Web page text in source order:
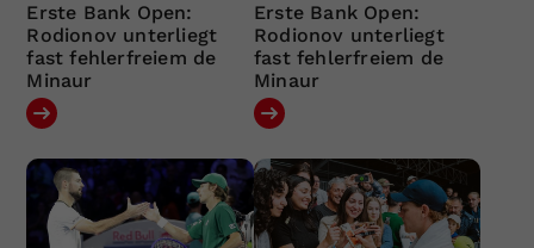
Erste Bank Open:
Rodionov unterliegt
fast fehlerfreiem de
Minaur
Erste Bank Open:
Rodionov unterliegt
fast fehlerfreiem de
Minaur